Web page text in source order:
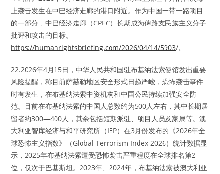
上袭击发生在中巴经济走廊的港口附近。作为中国一带一路项目
的一部分，中巴经济走廊（CPEC）长期成为俾路支民族主义分子
批评和攻击的目标。
https://humanrightsbriefing.com/2026/04/14/5903/。
22.2026年4月15日，中华人民共和国驻布基纳法索使馆发出重要
风险提醒，称目前萨赫勒地区安全形式日趋严峻，恐怖袭击事件
时有发生，在布基纳法索中资机构和中国公民持续加强安全防
范。目前在布基纳法索的中国人总数约为500人左右‌，其中长期居
留者约300—400人，其余包括短期派驻、项目人员及家属等。澳
大利亚智库经济与和平研究所（IEP）在3月份发布的《2026年全
球恐怖主义指数》（Global Terrorism Index 2026）统计数据显
示，2025年布基纳法索遭受恐怖袭击严重程度在全球排名第2
位，仅次于巴基斯坦。2023年、2024年，布基纳法索被澳大利亚